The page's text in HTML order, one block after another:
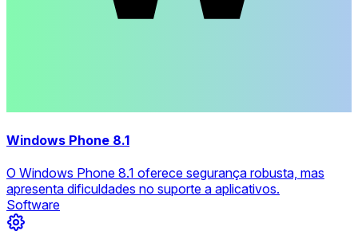
Windows Phone 8.1
O Windows Phone 8.1 oferece segurança robusta, mas
apresenta dificuldades no suporte a aplicativos.
Software